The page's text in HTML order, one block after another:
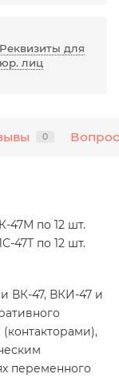
Реквизиты для
юр. лиц
0
47М по 12 шт.
47Т по 12 шт.
ВК-47, ВКИ-47 и
переменного